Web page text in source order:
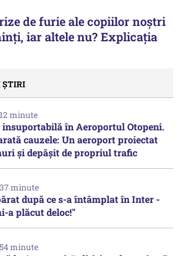
de furie ale copiilor noștri
iar altele nu? Explicația
ȘTIRI
minute
insuportabilă în Aeroportul Otopeni.
cauzele: Un aeroport proiectat
și depășit de propriul trafic
minute
după ce s-a întâmplat în Inter -
a plăcut deloc!"
minute